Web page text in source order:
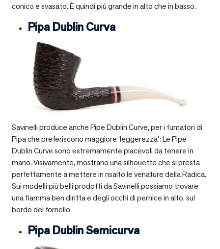
conico e svasato. È quindi più grande in alto che in basso.
Pipa Dublin Curva
Savinelli produce anche Pipe Dublin Curve, per i fumatori di
Pipa che preferiscono maggiore ‘leggerezza’: Le Pipe
Dublin Curve sono estremamente piacevoli da tenere in
mano. Visivamente, mostrano una silhouette che si presta
perfettamente a mettere in risalto le venature della Radica.
Sui modelli più belli prodotti da Savinelli possiamo trovare
una fiamma ben diritta e degli occhi di pernice in alto, sul
bordo del fornello.
Pipa Dublin Semicurva